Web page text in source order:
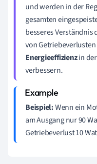
und werden in der
gesamten
besseres Verständnis
von
Energieeffizienzin der
verbessern.
Beispiel:Wenn ein
am Ausgang nur 90
Getriebeverlust 10